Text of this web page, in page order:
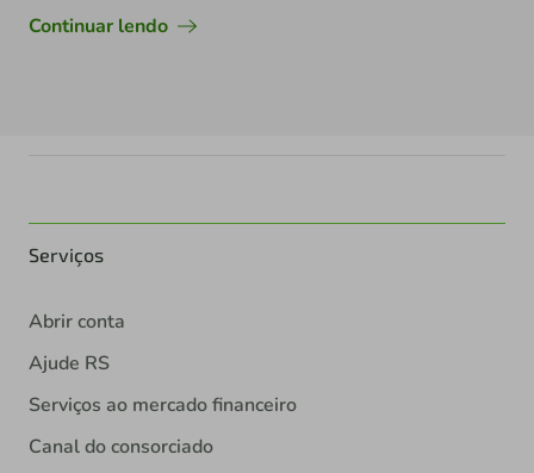
Continuar lendo
Serviços
Abrir conta
Ajude RS
Serviços ao mercado financeiro
Canal do consorciado